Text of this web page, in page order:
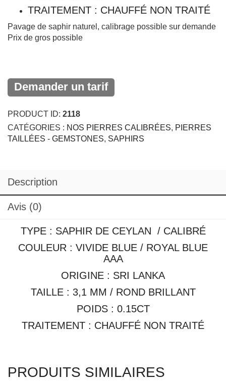
TRAITEMENT : CHAUFFÉ NON TRAITÉ
Pavage de saphir naturel, calibrage possible sur demande
Prix de gros possible
Demander un tarif
PRODUCT ID: 2118
CATÉGORIES : NOS PIERRES CALIBRÉES, PIERRES
TAILLÉES - GEMSTONES, SAPHIRS
Description
Avis (0)
TYPE : SAPHIR DE CEYLAN / CALIBRÉ
COULEUR : VIVIDE BLUE / ROYAL BLUE
AAA
ORIGINE : SRI LANKA
TAILLE : 3,1 MM / ROND BRILLANT
POIDS : 0.15CT
TRAITEMENT : CHAUFFÉ NON TRAITÉ
PRODUITS SIMILAIRES